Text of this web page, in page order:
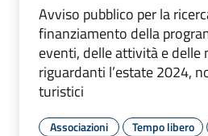
Avviso pubblico per la
finanziamento della
eventi, delle attività e delle
riguardanti l’estate 2024,
turistici
Associazioni Tempo libero